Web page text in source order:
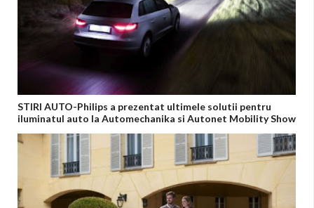
STIRI AUTO-Philips a prezentat ultimele solutii pentru
iluminatul auto la Automechanika si Autonet Mobility Show